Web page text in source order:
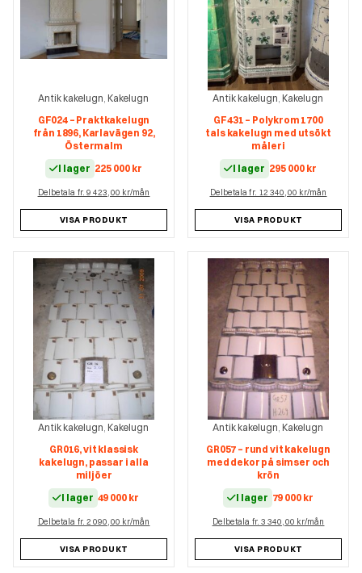
Antik kakelugn, Kakelugn
GF024 – Praktkakelugn
från 1896, Karlavägen 92,
Östermalm
I lager 225 000 kr
Delbetala fr. 9 423,00 kr/mån
VISA PRODUKT
Antik kakelugn, Kakelugn
GF431 – Polykrom 1700
tals kakelugn med utsökt
måleri
I lager 295 000 kr
Delbetala fr. 12 340,00 kr/mån
VISA PRODUKT
Antik kakelugn, Kakelugn
GR016, vit klassisk
kakelugn, passar i alla
miljöer
I lager 49 000 kr
Delbetala fr. 2 090,00 kr/mån
VISA PRODUKT
Antik kakelugn, Kakelugn
GR057 – rund vit kakelugn
med dekor på simser och
krön
I lager 79 000 kr
Delbetala fr. 3 340,00 kr/mån
VISA PRODUKT